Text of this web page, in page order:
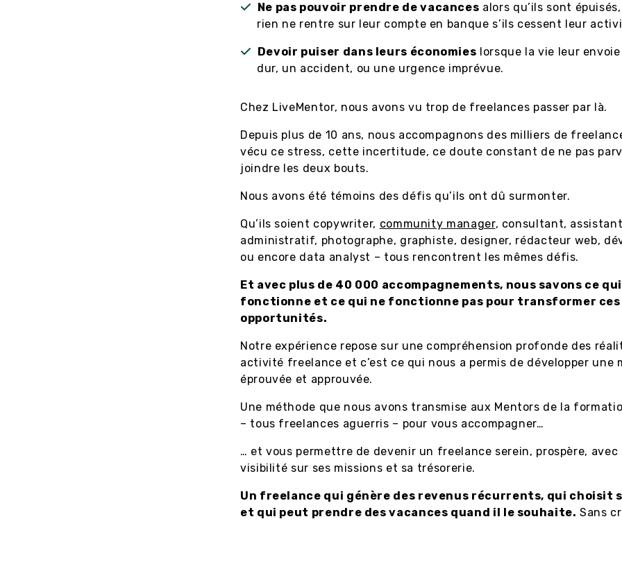
Ne pas pouvoir prendre de vacances alors qu’ils sont
rien ne rentre sur leur compte en banque s’ils cessent leur
Devoir puiser dans leurs économies lorsque la vie leur
dur, un accident, ou une urgence imprévue.
Chez LiveMentor, nous avons vu trop de freelances passer par là.
Depuis plus de 10 ans, nous accompagnons des milliers de
vécu ce stress, cette incertitude, ce doute constant de ne pas
joindre les deux bouts.
Nous avons été témoins des défis qu’ils ont dû surmonter.
Qu’ils soient copywriter, community manager, consultant, assistant
administratif, photographe, graphiste, designer, rédacteur web,
ou encore data analyst – tous rencontrent les mêmes défis.
Et avec plus de 40 000 accompagnements, nous savons ce qui
fonctionne et ce qui ne fonctionne pas pour transformer ces
opportunités.
Notre expérience repose sur une compréhension profonde des
activité freelance et c’est ce qui nous a permis de développer une
éprouvée et approuvée.
Une méthode que nous avons transmise aux Mentors de la
– tous freelances aguerris – pour vous accompagner…
… et vous permettre de devenir un freelance serein, prospère, avec
visibilité sur ses missions et sa trésorerie.
Un freelance qui génère des revenus récurrents, qui choisit
et qui peut prendre des vacances quand il le souhaite. Sans